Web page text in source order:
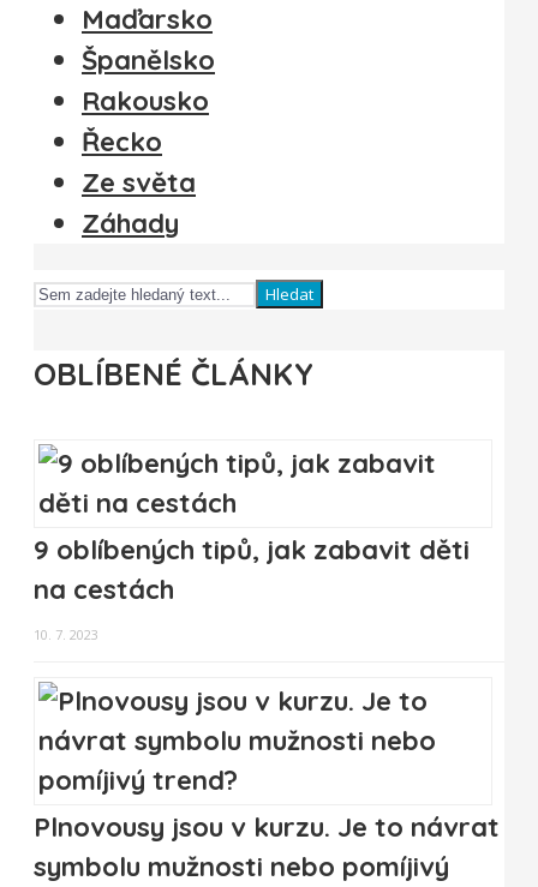
Maďarsko
Španělsko
Rakousko
Řecko
Ze světa
Záhady
Hledat
OBLÍBENÉ ČLÁNKY
9 oblíbených tipů, jak zabavit děti
na cestách
10. 7. 2023
Plnovousy jsou v kurzu. Je to návrat
symbolu mužnosti nebo pomíjivý